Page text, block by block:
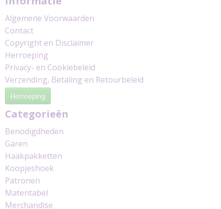
Algemene Voorwaarden
Contact
Copyright en Disclaimer
Herroeping
Privacy- en Cookiebeleid
Verzending, Betaling en Retourbeleid
Herroeping
Categorieën
Benodigdheden
Garen
Haakpakketten
Koopjeshoek
Patronen
Matentabel
Merchandise